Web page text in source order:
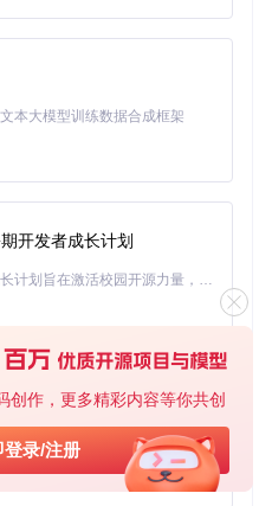
创作，更多精彩内容等你共创
登录/注册
（建议设为10MB以上），添
备份和iTunes媒体库），避
相似度阈值（推荐70-8
选项，这样即使同一张照片的
。
"功能，工具会基于路径、修
保留版本，大大减少手动选择
发挥最大效能
参数：
2，启用"低内存模式"
本大模型训练数据合成框架
开发者成长计划
「源启盛夏」暑期校园开发者成长计划旨在激活校园开源力量，通过积分激励、认证扶持、资源倾斜等形式，引导高校组织和开发者完成「入驻 — 建项目 — 做贡献 — 获认证 — 得资源」的完整闭环。无论你是想带领社团入驻平台的组织者，还是希望用代码贡献证明自己的开发者，都能在这里找到属于你的成长路径。
基于Python的Xiaozhi AI，适用于想要完整Xiaozhi体验而无需拥有专用硬件的用户。